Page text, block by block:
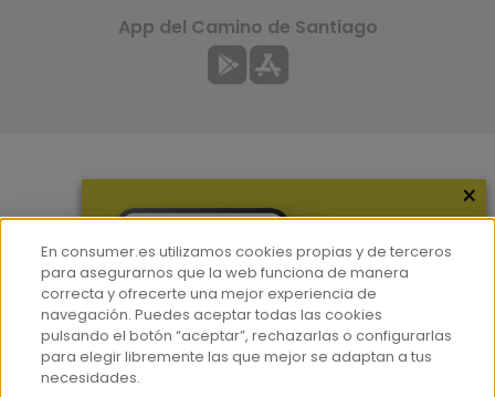
Hemeroteca
Contacto
Prensa
Corpus Lingüístico Consumer
App del Camino de Santiago
×
En consumer.es utilizamos cookies propias y de terceros
para asegurarnos que la web funciona de manera
correcta y ofrecerte una mejor experiencia de
navegación. Puedes aceptar todas las cookies
pulsando el botón “aceptar”, rechazarlas o configurarlas
para elegir libremente las que mejor se adaptan a tus
necesidades.